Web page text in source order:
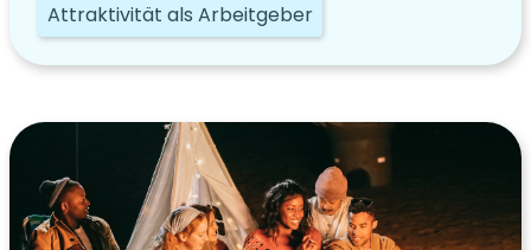
Attraktivität als Arbeitgeber